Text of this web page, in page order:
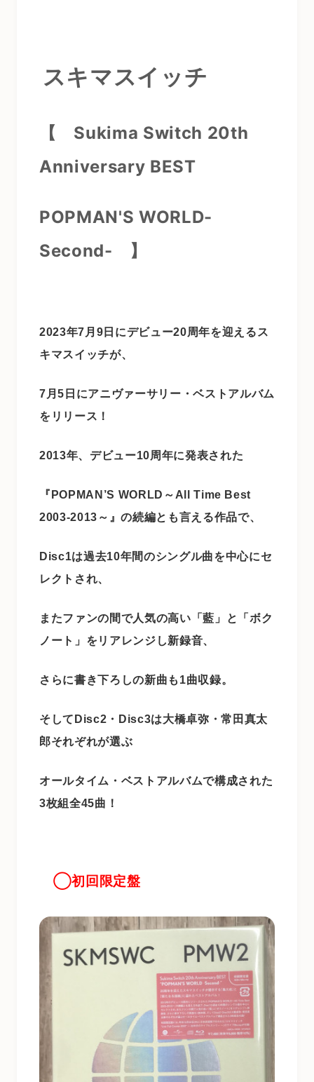
スキマスイッチ
【 Sukima Switch 20th
Anniversary BEST
POPMAN'S WORLD-
Second-
】
2023年7月9日にデビュー20周年を迎えるス
キマスイッチが、
7月5日にアニヴァーサリー・ベストアルバム
をリリース！
2013年、デビュー10周年に発表された
『POPMAN’S WORLD～All Time Best
2003-2013～』の続編とも言える作品で、
Disc1は過去10年間のシングル曲を中心にセ
レクトされ、
またファンの間で人気の高い「藍」と「ボク
ノート」をリアレンジし新録音、
さらに書き下ろしの新曲も1曲収録。
そしてDisc2・Disc3は大橋卓弥・常田真太
郎それぞれが選ぶ
オールタイム・ベストアルバムで構成された
3枚組全45曲！
◯初回限定盤